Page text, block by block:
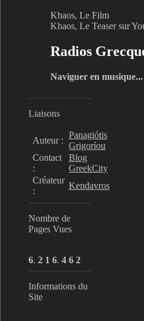
Khaos, Le Film
Khaos, Le Teaser sur
Radios
Naviguer en musique...
Liaisons
Auteur :
Panagiótis
Grigoríou
Contact
:
Blog
GreekCity
Créateur
:
Kendavros
Nombre de
Pages Vues
6. 2 1 6. 4 6 2
Informations du
Site